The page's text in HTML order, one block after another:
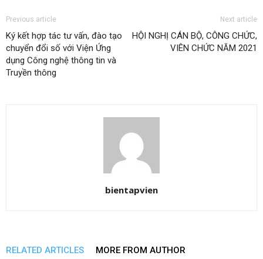
Previous article
Ký kết hợp tác tư vấn, đào tạo
chuyển đổi số với Viện Ứng
dụng Công nghệ thông tin và
Truyền thông
Next article
HỘI NGHỊ CÁN BỘ, CÔNG CHỨC,
VIÊN CHỨC NĂM 2021
bientapvien
RELATED ARTICLES MORE FROM AUTHOR